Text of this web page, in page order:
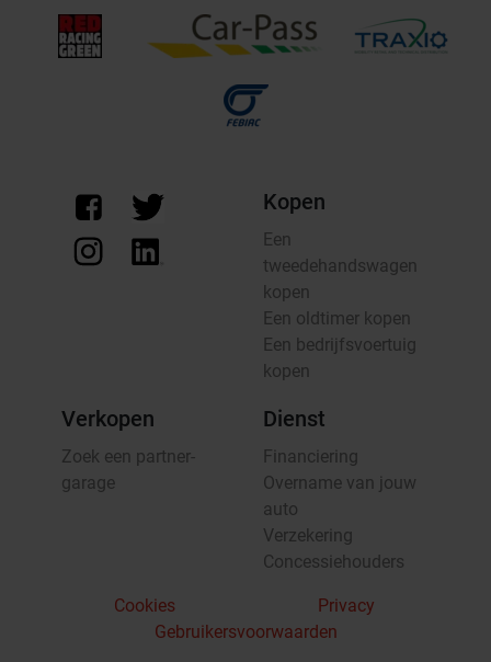
Kopen
Een
tweedehandswagen
kopen
Een oldtimer kopen
Een bedrijfsvoertuig
kopen
Verkopen
Zoek een partner-
garage
Dienst
Financiering
Overname van jouw
auto
Verzekering
Concessiehouders
Cookies
Privacy
Gebruikersvoorwaarden